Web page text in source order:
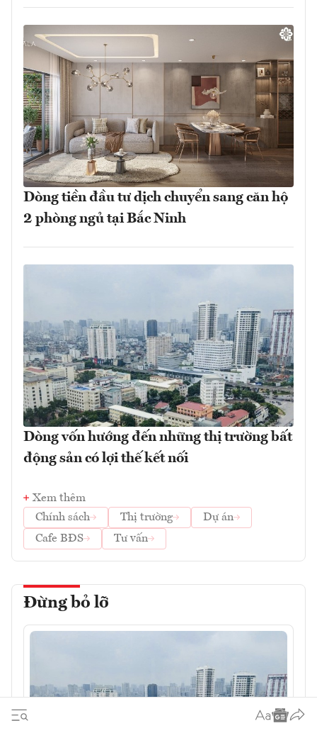
Dòng tiền đầu tư dịch chuyển sang căn hộ
2 phòng ngủ tại Bắc Ninh
Dòng vốn hướng đến những thị trường bất
động sản có lợi thế kết nối
Xem thêm
Chính sách
Thị trường
Dự án
Cafe BĐS
Tư vấn
Đừng bỏ lỡ